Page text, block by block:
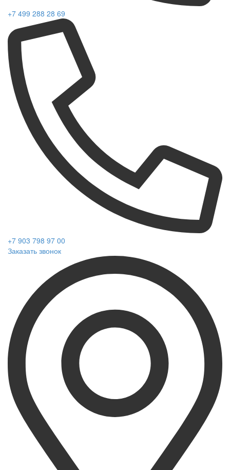
+7 499 288 28 69
+7 903 798 97 00
Заказать звонок